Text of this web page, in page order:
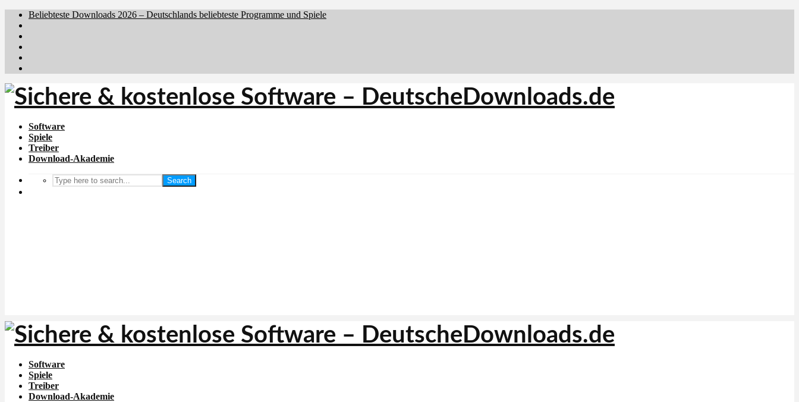
Beliebteste Downloads 2026 – Deutschlands beliebteste Programme und Spiele
Software
Spiele
Treiber
Download-Akademie
Search
Software
Spiele
Treiber
Download-Akademie